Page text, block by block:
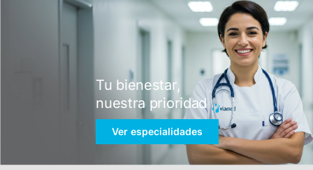
Tu bienestar,
nuestra prioridad
Ver especialidades